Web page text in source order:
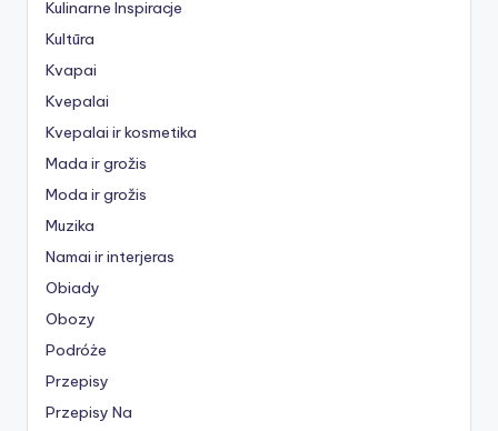
Kulinarne Inspiracje
Kultūra
Kvapai
Kvepalai
Kvepalai ir kosmetika
Mada ir grožis
Moda ir grožis
Muzika
Namai ir interjeras
Obiady
Obozy
Podróże
Przepisy
Przepisy Na